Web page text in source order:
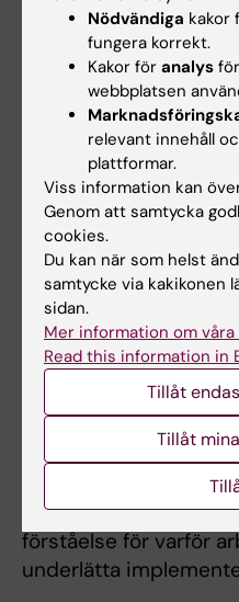
Kapacitethandlar om
färdigheter. Ett
lyftes i workshops
hur organisatoriska
arbetsmiljön kan
rektorer att kunskap
rekommendationer
kan fungera som ett
Motivationhandlar
engagemang och
förändringar. Flera
ibland kan vara svårt
arbetsmiljöarbetet i
Tidsbrist, svårigheter
konkreta aktiviteter
och ansvar kan
utmanande. Samtidigt
motivation,
förståelse för varför
underlätta
Nödvändiga kakor
fungera korrekt.
Kakor för analys
webbplatsen
relevant innehåll
plattformar.
Viss information kan
Genom att samtycka
cookies.
Du kan när som helst
samtycke via kakikonen
sidan.
Mer information om våra
Read this information in
Tillåt
Tillåt